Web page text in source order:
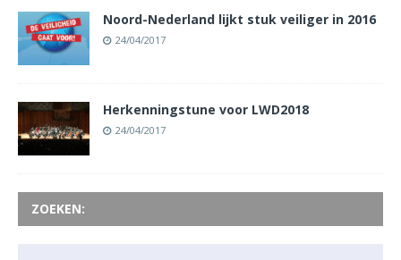
Noord-Nederland lijkt stuk veiliger in 2016
24/04/2017
Herkenningstune voor LWD2018
24/04/2017
ZOEKEN: